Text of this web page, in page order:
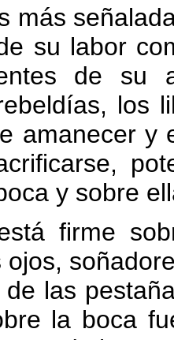
más
su labor
de su
los
amanecer y
y sobre
firme
ojos,
de las
la boca